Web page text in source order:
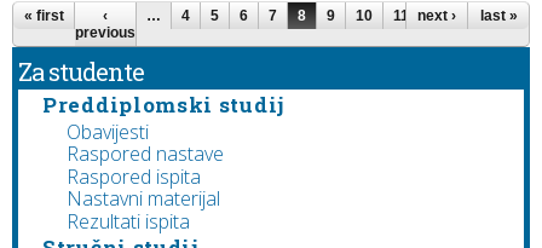
Pages
« first
‹
previous
… 4 5 6 7 8 9 10 11 12
next › last »
Za studente
Preddiplomski studij
Obavijesti
Raspored nastave
Raspored ispita
Nastavni materijal
Rezultati ispita